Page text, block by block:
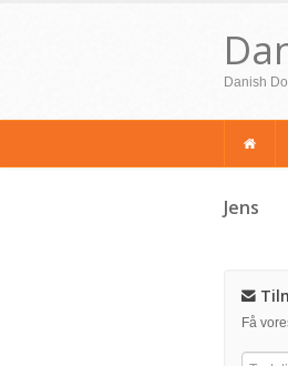
Danish
Jens
Få